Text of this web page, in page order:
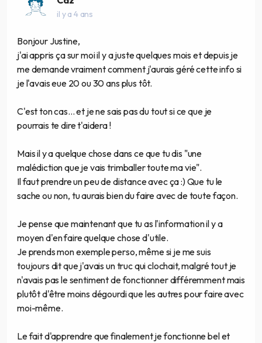
il y a 4 ans
Bonjour Justine,
j'ai appris ça sur moi il y a juste quelques mois et depuis je
me demande vraiment comment j'aurais géré cette info si
je l'avais eue 20 ou 30 ans plus tôt.
C'est ton cas... et je ne sais pas du tout si ce que je
pourrais te dire t'aidera !
Mais il y a quelque chose dans ce que tu dis "une
malédiction que je vais trimballer toute ma vie".
Il faut prendre un peu de distance avec ça :) Que tu le
sache ou non, tu aurais bien du faire avec de toute façon.
Je pense que maintenant que tu as l'information il y a
moyen d'en faire quelque chose d'utile.
Je prends mon exemple perso, même si je me suis
toujours dit que j'avais un truc qui clochait, malgré tout je
n'avais pas le sentiment de fonctionner différemment mais
plutôt d'être moins dégourdi que les autres pour faire avec
moi-même.
Le fait d'apprendre que finalement je fonctionne bel et